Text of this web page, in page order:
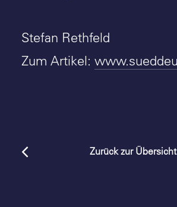
Stefan Rethfeld
Zum Artikel:
Zurück zur Übersicht